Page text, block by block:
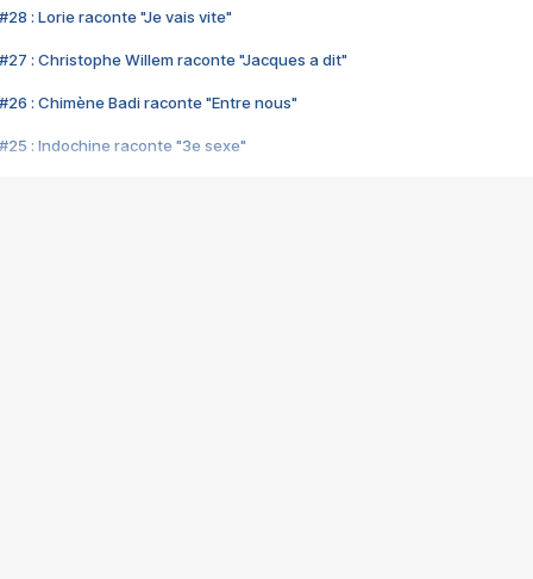
#28 : Lorie raconte "Je vais vite"
#27 : Christophe Willem raconte "Jacques a dit"
#26 : Chimène Badi raconte "Entre nous"
#25 : Indochine raconte "3e sexe"